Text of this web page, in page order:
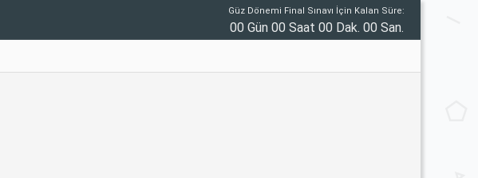
Güz Dönemi Final Sınavı İçin Kalan Süre:
00 Gün 00 Saat 00 Dak. 00 San.